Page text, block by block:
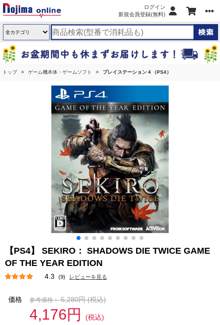
ログイン
新規会員登録(無料)
トップ ゲーム機本体・ゲームソフト プレイステーション４（PS4）
【PS4】 SEKIRO： SHADOWS DIE TWICE GAME
OF THE YEAR EDITION
4.3 (9) レビューを見る
価格 参考価格： 5,280円(税込)
4,176円
(税込)